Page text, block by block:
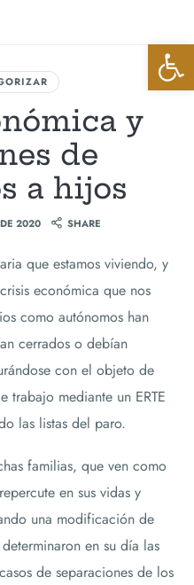
y
de
a hijos
2020 SHARE
que estamos viviendo, y
económica que nos
como autónomos han
cerrados o debían
con el objeto de
trabajo mediante un ERTE
las listas del paro.
familias, que ven como
en sus vidas y
una modificación de
en su día las
de separaciones de los
Abrir